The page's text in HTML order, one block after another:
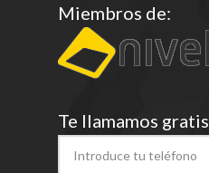
Miembros de:
Te llamamos gratis